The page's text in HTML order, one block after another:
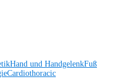
Hand und HandgelenkFuß
Cardiothoracic